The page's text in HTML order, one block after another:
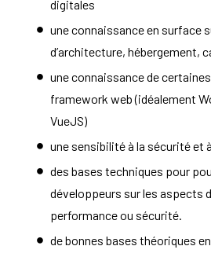
digitales
une connaissance en surface
d’architecture, hébergement,
une connaissance de
framework web (idéalement
VueJS)
une sensibilité à la sécurité et
des bases techniques pour
développeurs sur les aspects
performance ou sécurité.
de bonnes bases théoriques